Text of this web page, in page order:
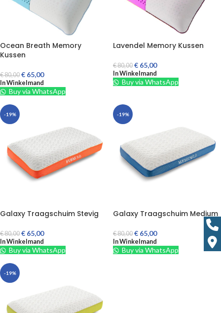
Ocean Breath Memory
Kussen
€80,00 € 65,00
In Winkelmand
Buy via WhatsApp
Lavendel Memory Kussen
€80,00 € 65,00
In Winkelmand
Buy via WhatsApp
-19%
Galaxy Traagschuim Stevig
€80,00 € 65,00
In Winkelmand
Buy via WhatsApp
-19%
Galaxy Traagschuim Medium
€80,00 € 65,00
In Winkelmand
Buy via WhatsApp
-19%